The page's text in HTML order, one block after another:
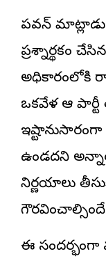
పవన్
ప్రశ్నార్థకం
అధికారంలోకి
ఒకవేళ ఆ
ఇష్టానుసారంగా
ఉండదని
నిర్ణయాలు
ఈ సందర్భంగా